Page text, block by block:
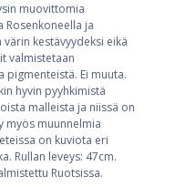
muovittomia
ja
kestävyydeksi eikä
valmistetaan
Ei muuta.
hyvin pyyhkimistä
malleista ja niissä on
myös muunnelmia
on kuviota eri
Rullan leveys: 47cm.
Ruotsissa.